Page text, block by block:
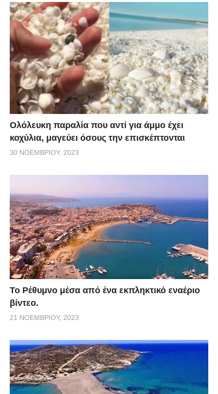
cnn.gr
Ολόλευκη παραλία που αντί για άμμο έχει
κοχύλια, μαγεύει όσους την επισκέπτονται
30 ΝΟΕΜΒΡΊΟΥ, 2023
Το Ρέθυμνο μέσα από ένα εκπληκτικό εναέριο
βίντεο.
21 ΝΟΕΜΒΡΊΟΥ, 2023